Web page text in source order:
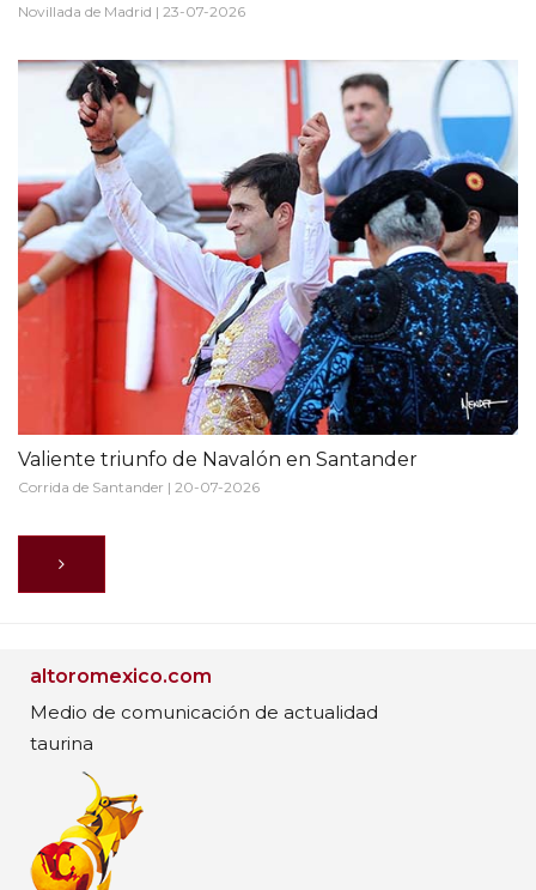
Novillada de Madrid | 23-07-2026
Valiente triunfo de Navalón en Santander
Corrida de Santander | 20-07-2026
altoromexico.com
Medio de comunicación de actualidad
taurina